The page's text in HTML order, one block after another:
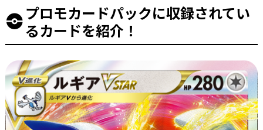
プロモカードパックに収録されてい
るカードを紹介！